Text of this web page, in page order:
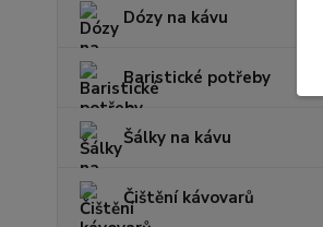
Dózy na kávu
Baristické potřeby
Šálky na kávu
Čištění kávovarů